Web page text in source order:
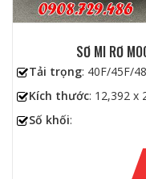
SƠ MI RƠ
Tải trọng: 40F/45F/
Kích thước: 12,392 x
Số khối: